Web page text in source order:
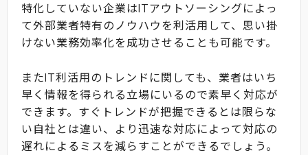
特化していない企業はITアウトソーシングによっ
て外部業者特有のノウハウを利活用して、思い掛
けない業務効率化を成功させることも可能です。
またIT利活用のトレンドに関しても、業者はいち
早く情報を得られる立場にいるので素早く対応が
できます。すぐトレンドが把握できるとは限らな
い自社とは違い、より迅速な対応によって対応の
遅れによるミスを減らすことができるでしょう。